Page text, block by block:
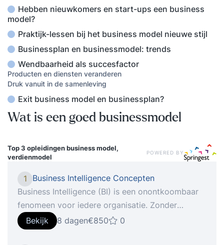
Hebben nieuwkomers en start-ups een business
model?
Praktijk-lessen bij het business model nieuwe stijl
Businessplan en businessmodel: trends
Wendbaarheid als succesfactor
Producten en diensten veranderen
Druk vanuit in de samenleving
Exit business model en businessplan?
Wat is een goed businessmodel
Top 3 opleidingenbusiness model,
verdienmodel
POWERED BY
1
Business Intelligence Concepten
Business Intelligence (BI) is een onontkoombaar
fenomeen voor iedere organisatie. Zonder
Business Intelligence bent u niet in staat om de
concurrentie aan te gaan. Is dit nu echt zo, of is
Bekijk 8 dagen€850 0